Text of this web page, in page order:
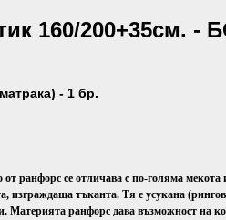
160/200+35см. -
- 1 бр.
ранфорс се отличава с по-голяма
изграждаща тъканта. Тя е усукана
Материята ранфорс дава възможност на